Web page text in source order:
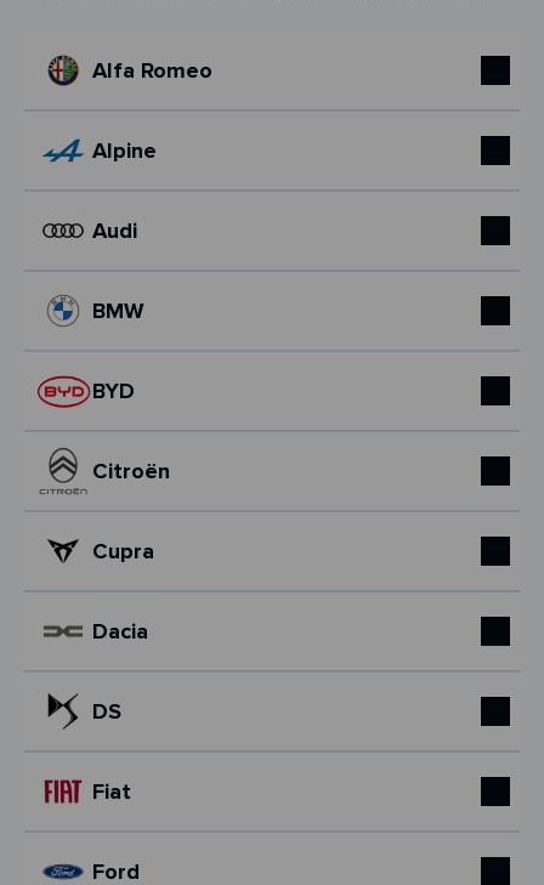
Alfa Romeo
Alpine
Audi
BMW
BYD
Citroën
Cupra
Dacia
DS
Fiat
Ford